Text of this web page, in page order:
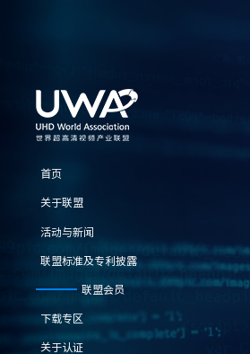
首页
关于联盟
活动与新闻
联盟标准及专利披露
联盟会员
下载专区
关于认证